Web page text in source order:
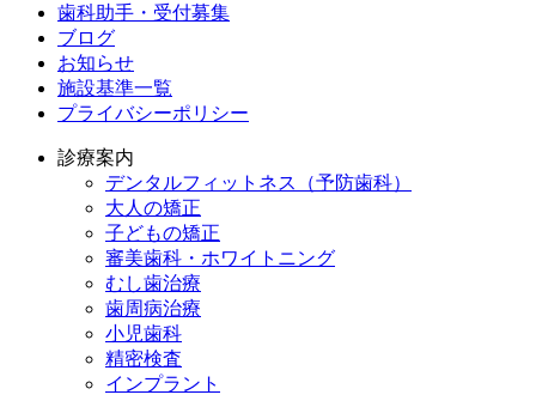
歯科助手・受付募集
ブログ
お知らせ
施設基準一覧
プライバシーポリシー
診療案内
デンタルフィットネス
（予防歯科）
大人の矯正
子どもの矯正
審美歯科・ホワイトニング
むし歯治療
歯周病治療
小児歯科
精密検査
インプラント